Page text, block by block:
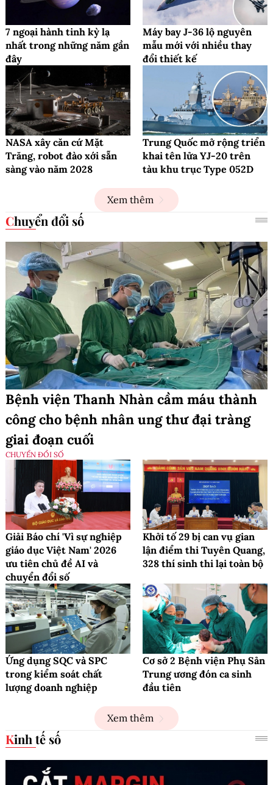
7 ngoại hành tinh kỳ lạ
nhất trong những năm gần
đây
Máy bay J-36 lộ nguyên
mẫu mới với nhiều thay
đổi thiết kế
NASA xây căn cứ Mặt
Trăng, robot đào xới sẵn
sàng vào năm 2028
Trung Quốc mở rộng triển
khai tên lửa YJ-20 trên
tàu khu trục Type 052D
Xem thêm
Chuyển đổi số
Bệnh viện Thanh Nhàn cầm máu thành
công cho bệnh nhân ung thư đại tràng
giai đoạn cuối
CHUYỂN ĐỔI SỐ
Giải Báo chí 'Vì sự nghiệp
giáo dục Việt Nam' 2026
ưu tiên chủ đề AI và
chuyển đổi số
Khởi tố 29 bị can vụ gian
lận điểm thi Tuyên Quang,
328 thí sinh thi lại toàn bộ
Ứng dụng SQC và SPC
trong kiểm soát chất
lượng doanh nghiệp
Cơ sở 2 Bệnh viện Phụ Sản
Trung ương đón ca sinh
đầu tiên
Xem thêm
Kinh tế số